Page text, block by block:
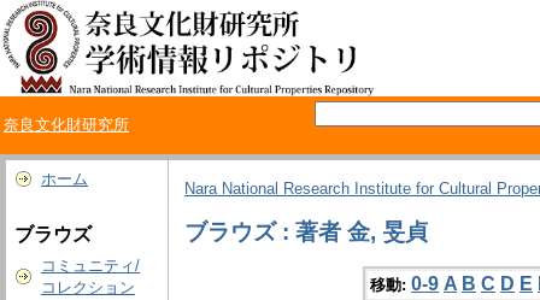
奈良文化財研究所
ホーム
ブラウズ
コミュニティ/
コレクション
Nara National Research Institute for Cultural
ブラウズ : 著者 金, 旻貞
移動: 0-9 A B C D E